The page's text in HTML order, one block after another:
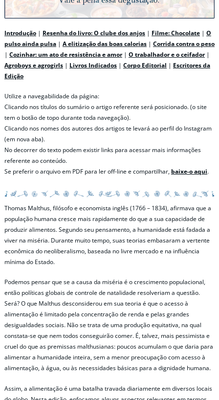
Introdução | Resenha do livro: O clube dos anjos | Filme: Chocolate | O
pulso ainda pulsa | A elitização das boas calorias | Corrida contra o peso
| Cozinhar: um ato de resistência e amor| O trabalhador e o ceifador|
Agroboys e agrogirls | Livros Indicados | Corpo Editorial | Escritores da
Edição
Utilize a navegabilidade da página:
Clicando nos títulos do sumário o artigo referente será posicionado. (o site
tem o botão de topo durante toda navegação).
Clicando nos nomes dos autores dos artigos te levará ao perfil do Instagram
(em nova aba).
No decorrer do texto podem existir links para acessar mais informações
referente ao conteúdo.
Se preferir o arquivo em PDF para ler off-line e compartilhar, baixe-o aqui.
Thomas Malthus, filósofo e economista inglês (1766 – 1834), afirmava que a
população humana cresce mais rapidamente do que a sua capacidade de
produzir alimentos. Segundo seu pensamento, a humanidade está fadada a
viver na miséria. Durante muito tempo, suas teorias embasaram a vertente
econômica do neoliberalismo, baseada no livre mercado e na influência
mínima do Estado.
Podemos pensar que se a causa da miséria é o crescimento populacional,
então políticas globais de controle de natalidade resolveriam a questão.
Será? O que Malthus desconsiderou em sua teoria é que o acesso à
alimentação é limitado pela concentração de renda e pelas grandes
desigualdades sociais. Não se trata de uma produção equitativa, na qual
constata-se que nem todos conseguirão comer. É, talvez, mais pessimista e
cruel do que as premissas malthusianas: poucos acumulam o que daria para
alimentar a humanidade inteira, sem a menor preocupação com acesso à
alimentação, à água, ou às necessidades básicas para a dignidade humana.
Assim, a alimentação é uma batalha travada diariamente em diversos locais